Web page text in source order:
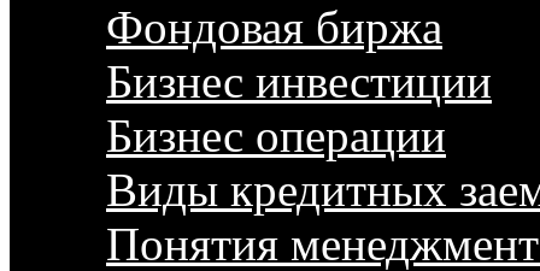
Фондовая биржа
Бизнес инвестиции
Бизнес операции
Виды кредитных
Понятия